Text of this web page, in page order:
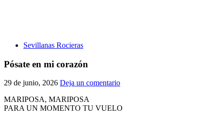
Sevillanas Rocieras
Pósate en mi corazón
29 de junio, 2026 Deja un comentario
MARIPOSA, MARIPOSA
PARA UN MOMENTO TU VUELO
¿Cuándo se construyó la primera ermita?